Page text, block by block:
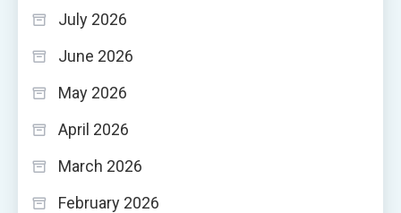
July 2026
June 2026
May 2026
April 2026
March 2026
February 2026